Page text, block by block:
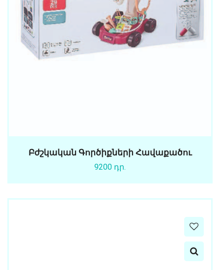
Բժշկական Գործիքների Հավաքածու
9200 դր.